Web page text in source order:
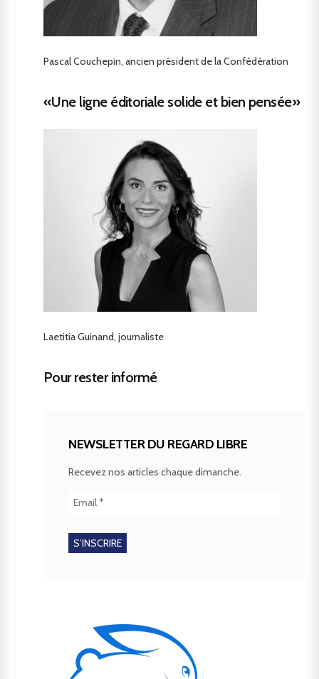
Pascal Couchepin, ancien président de la Confédération
«Une ligne éditoriale solide et bien pensée»
Laetitia Guinand, journaliste
Pour rester informé
NEWSLETTER DU REGARD LIBRE
Recevez nos articles chaque dimanche.